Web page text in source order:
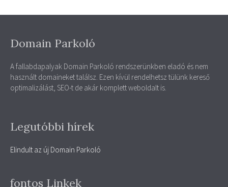
Domain Parkoló
A fallabdapalyak Domain Parkoló rendszerünkben eladó és nem
használt domaineket találsz. Ezen kívül rendelhetsz tülünk kereső
optimalizálást, SEO-t de akár komplett weboldalt is.
Legutóbbi hírek
Elindult az új Domain Parkoló
fontos Linkek